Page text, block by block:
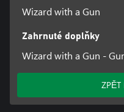
Wizard with a Gun
Zahrnuté doplňky
Wizard with a Gun -
ZPĚT